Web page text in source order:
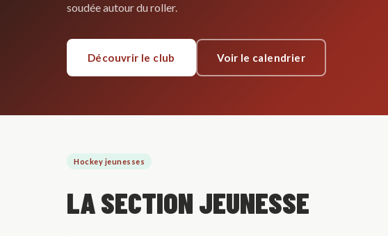
soudée autour du roller.
Découvrir le club Voir le calendrier
Hockey jeunesses
LA SECTION JEUNESSE